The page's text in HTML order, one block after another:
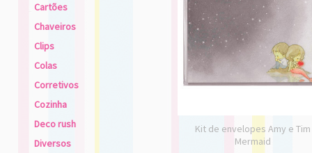
Cartões
Chaveiros
Clips
Colas
Corretivos
Cozinha
Deco rush
Diversos
Kit de envelopes Amy e Tim
Mermaid